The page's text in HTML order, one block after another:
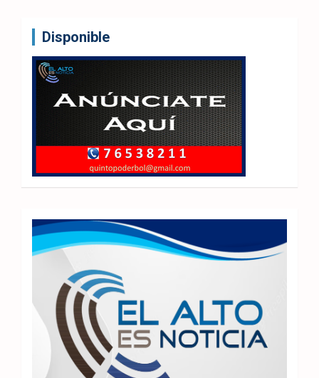
Disponible